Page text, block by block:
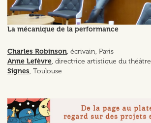
La mécanique de la performance
Charles Robinson, écrivain, Paris
Anne Lefèvre, directrice artistique du théâtre
Signes, Toulouse